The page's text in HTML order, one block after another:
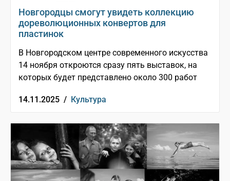
Новгородцы смогут увидеть коллекцию
дореволюционных конвертов для
пластинок
В Новгородском центре современного искусства
14 ноября откроются сразу пять выставок, на
которых будет представлено около 300 работ
14.11.2025 / Культура